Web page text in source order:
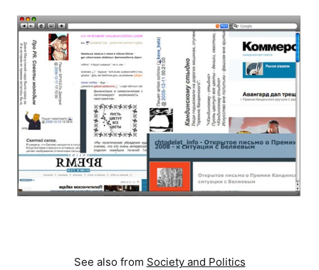
See also from Society and Politics